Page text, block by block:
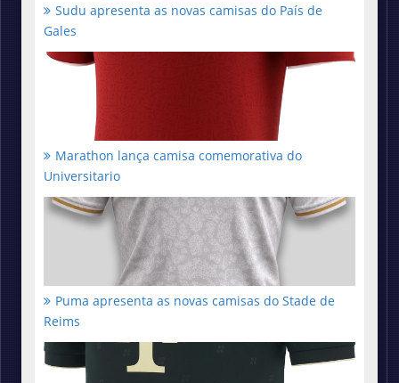
Sudu apresenta as novas camisas do País de
Gales
Marathon lança camisa comemorativa do
Universitario
Puma apresenta as novas camisas do Stade de
Reims